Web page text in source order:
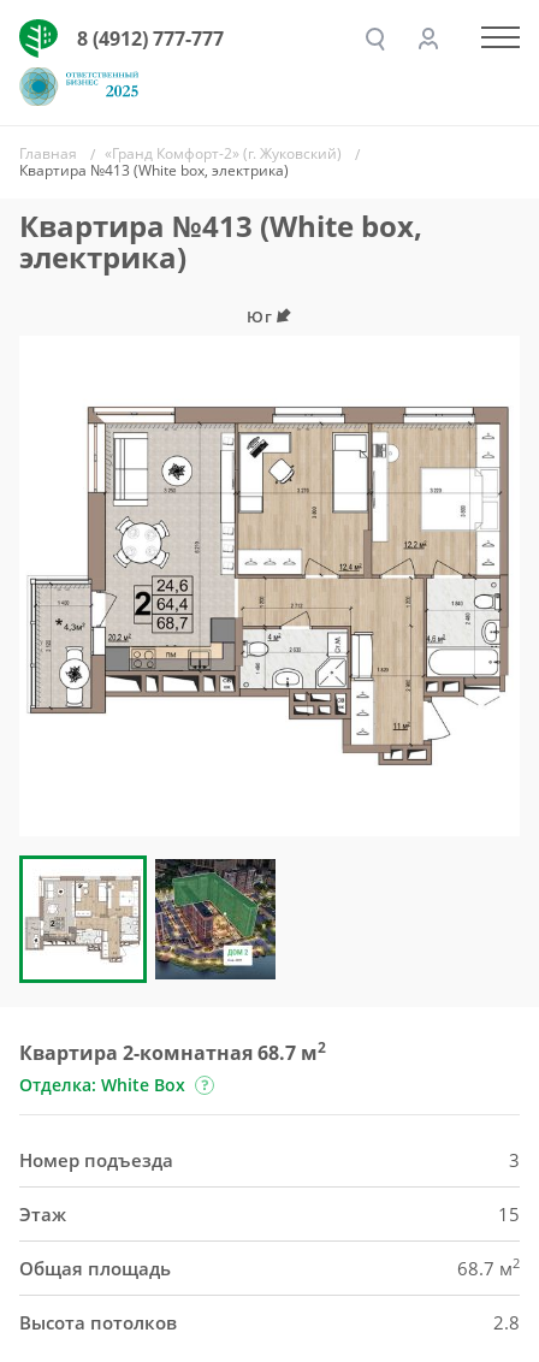
8 (4912) 777-777
Главная
«Гранд Комфорт-2» (г. Жуковский)
Квартира №413 (White box, электрика)
Квартира №413 (White box,
электрика)
Юг
Квартира 2-комнатная 68.7 м2
Отделка: White Box
Номер подъезда 3
Этаж 15
Общая площадь 68.7 м2
Высота потолков 2.8